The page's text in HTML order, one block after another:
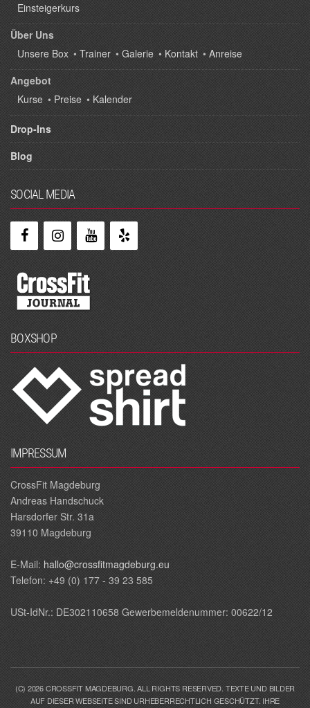
Einsteigerkurs
Über Uns
Unsere Box •Trainer• Galerie • Kontakt • Anreise
Angebot
Kurse • Preise • Kalender
Drop-Ins
Blog
SOCIAL MEDIA
BOXSHOP
IMPRESSUM
CrossFit Magdeburg
Andreas Handschuck
Harsdorfer Str. 31a
39110 Magdeburg
E‐Mail: hallo@crossfitmagdeburg.eu
Telefon: +49 (0) 177 - 39 23 585
USt-IdNr.: DE302110658 Gewerbemeldenummer: 00622/12
(C) 2026 CROSSFIT MAGDEBURG. ALL RIGHTS RESERVED. TEXTE UND BILDER
AUF DIESER WEBSEITE SIND URHEBERRECHTLICH GESCHÜTZT. IHRE